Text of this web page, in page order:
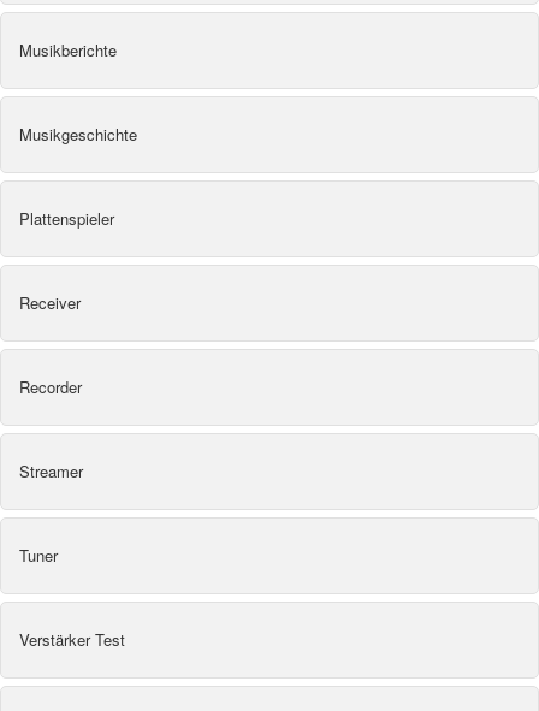
Musikberichte
Musikgeschichte
Plattenspieler
Receiver
Recorder
Streamer
Tuner
Verstärker Test